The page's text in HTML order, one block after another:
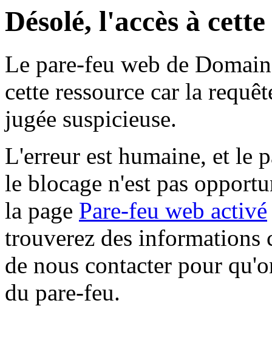
Désolé, l'accès à
Le pare-feu web de
cette ressource car la
jugée suspicieuse.
L'erreur est humaine, et le
le blocage n'est pas
la page Pare-feu web activé
trouverez des informations
de nous contacter pour
du pare-feu.